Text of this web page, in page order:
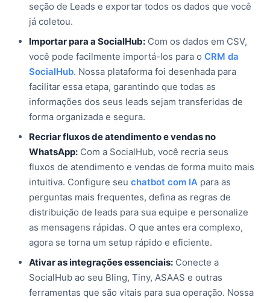
seção de Leads e exportar todos os dados que você
já coletou.
Importar para a SocialHub: Com os dados em CSV,
você pode facilmente importá-los para o CRM da
SocialHub. Nossa plataforma foi desenhada para
facilitar essa etapa, garantindo que todas as
informações dos seus leads sejam transferidas de
forma organizada e segura.
Recriar fluxos de atendimento e vendas no
WhatsApp: Com a SocialHub, você recria seus
fluxos de atendimento e vendas de forma muito mais
intuitiva. Configure seu chatbot com IA para as
perguntas mais frequentes, defina as regras de
distribuição de leads para sua equipe e personalize
as mensagens rápidas. O que antes era complexo,
agora se torna um setup rápido e eficiente.
Ativar as integrações essenciais: Conecte a
SocialHub ao seu Bling, Tiny, ASAAS e outras
ferramentas que são vitais para sua operação. Nossa